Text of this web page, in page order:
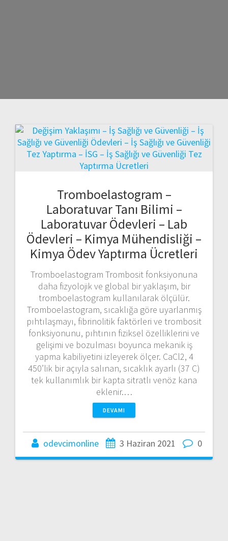
Tromboelastogram –
Laboratuvar Tanı Bilimi –
Laboratuvar Ödevleri – Lab
Ödevleri – Kimya Mühendisliği –
Kimya Ödev Yaptırma Ücretleri
Tromboelastogram Trombosit fonksiyonuna
daha fizyolojik ve global bir yaklaşım, bir
tromboelastogram kullanılarak ölçülür.
Tromboelastogram, sıcaklığa göre uyarlanmış
pıhtılaşmayı, fibrinolitik faktörleri ve trombosit
fonksiyonunu, pıhtının fiziksel özelliklerini ve
gelişimi ve bozulması boyunca mekanik iş
yapma kabiliyetini izleyerek ölçer. CaCl2, 4
450’lik bir açıyla salınan, sıcaklık ayarlı (37 C)
tek kullanımlık bir kapta sitratlı venöz kana
eklenir.…
DEVAMI
odevcimonline 3 Haziran 2021 0